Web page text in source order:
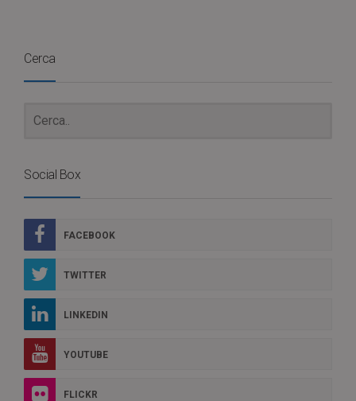
Cerca
Social Box
FACEBOOK
TWITTER
LINKEDIN
YOUTUBE
FLICKR